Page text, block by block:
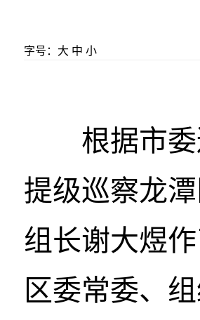
字号： 大 中 小
根据市
提级巡察龙
组长谢大煜
区委常委、